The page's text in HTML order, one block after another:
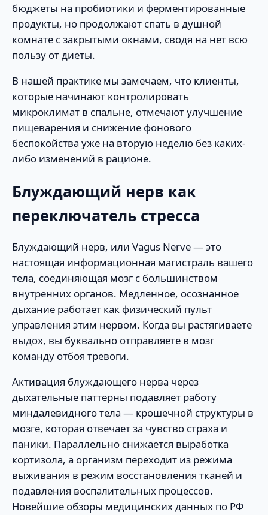
бюджеты на пробиотики и ферментированные
продукты, но продолжают спать в душной
комнате с закрытыми окнами, сводя на нет всю
пользу от диеты.
В нашей практике мы замечаем, что клиенты,
которые начинают контролировать
микроклимат в спальне, отмечают улучшение
пищеварения и снижение фонового
беспокойства уже на вторую неделю без каких-
либо изменений в рационе.
Блуждающий нерв как
переключатель стресса
Блуждающий нерв, или Vagus Nerve — это
настоящая информационная магистраль вашего
тела, соединяющая мозг с большинством
внутренних органов. Медленное, осознанное
дыхание работает как физический пульт
управления этим нервом. Когда вы растягиваете
выдох, вы буквально отправляете в мозг
команду отбоя тревоги.
Активация блуждающего нерва через
дыхательные паттерны подавляет работу
миндалевидного тела — крошечной структуры в
мозге, которая отвечает за чувство страха и
паники. Параллельно снижается выработка
кортизола, а организм переходит из режима
выживания в режим восстановления тканей и
подавления воспалительных процессов.
Новейшие обзоры медицинских данных по РФ